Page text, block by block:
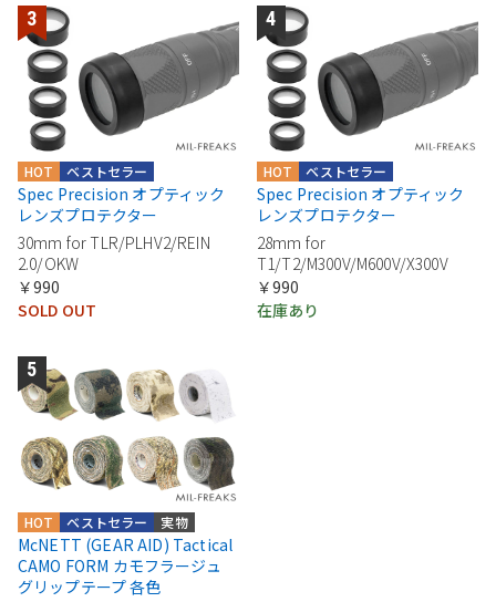
ベストセラー
HOT
Spec Precision オプティック
レンズプロテクター
30mm for TLR/PLHV2/REIN
2.0/OKW
￥990
SOLD OUT
ベストセラー
HOT
Spec Precision オプティック
レンズプロテクター
28mm for
T1/T2/M300V/M600V/X300V
￥990
在庫あり
実物
ベストセラー
HOT
McNETT (GEAR AID) Tactical
CAMO FORM カモフラージュ
グリップテープ 各色